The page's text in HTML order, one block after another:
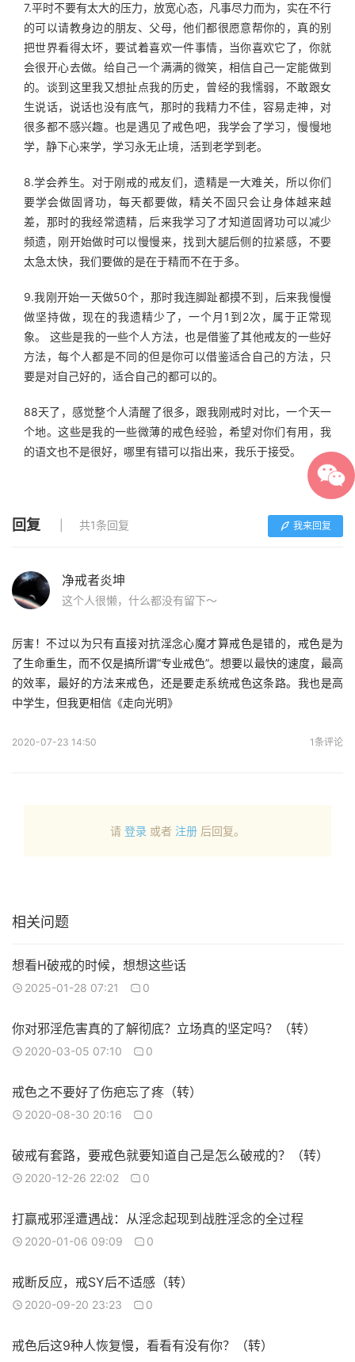
7.平时不要有太大的压力，放宽心态，凡事尽力而为，实在不行
的可以请教身边的朋友、父母，他们都很愿意帮你的，真的别
把世界看得太坏，要试着喜欢一件事情，当你喜欢它了，你就
会很开心去做。给自己一个满满的微笑，相信自己一定能做到
的。谈到这里我又想扯点我的历史，曾经的我懦弱，不敢跟女
生说话，说话也没有底气，那时的我精力不佳，容易走神，对
很多都不感兴趣。也是遇见了戒色吧，我学会了学习，慢慢地
学，静下心来学，学习永无止境，活到老学到老。
8.学会养生。对于刚戒的戒友们，遗精是一大难关，所以你们
要学会做固肾功，每天都要做，精关不固只会让身体越来越
差，那时的我经常遗精，后来我学习了才知道固肾功可以减少
频遗，刚开始做时可以慢慢来，找到大腿后侧的拉紧感，不要
太急太快，我们要做的是在于精而不在于多。
9.我刚开始一天做50个，那时我连脚趾都摸不到，后来我慢慢
做坚持做，现在的我遗精少了，一个月1到2次，属于正常现
象。 这些是我的一些个人方法，也是借鉴了其他戒友的一些好
方法，每个人都是不同的但是你可以借鉴适合自己的方法，只
要是对自己好的，适合自己的都可以的。
88天了，感觉整个人清醒了很多，跟我刚戒时对比，一个天一
个地。这些是我的一些微薄的戒色经验，希望对你们有用，我
的语文也不是很好，哪里有错可以指出来，我乐于接受。
回复 共1条回复 我来回复
净戒者炎坤
这个人很懒，什么都没有留下～
厉害！不过以为只有直接对抗淫念心魔才算戒色是错的，戒色是为
了生命重生，而不仅是搞所谓“专业戒色”。想要以最快的速度，最高
的效率，最好的方法来戒色，还是要走系统戒色这条路。我也是高
中学生，但我更相信《走向光明》
2020-07-23 14:50 1条评论
请 登录 或者 注册 后回复。
相关问题
想看H破戒的时候，想想这些话
2025-01-28 07:21 0
你对邪淫危害真的了解彻底？立场真的坚定吗？（转）
2020-03-05 07:10 0
戒色之不要好了伤疤忘了疼（转）
2020-08-30 20:16 0
破戒有套路，要戒色就要知道自己是怎么破戒的？（转）
2020-12-26 22:02 0
打赢戒邪淫遭遇战：从淫念起现到战胜淫念的全过程
2020-01-06 09:09 0
戒断反应，戒SY后不适感（转）
2020-09-20 23:23 0
戒色后这9种人恢复慢，看看有没有你？（转）